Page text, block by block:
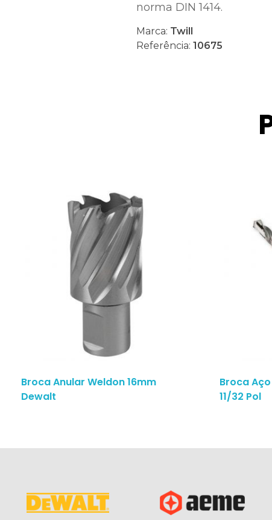
norma DIN 1414.
Marca: Twill
Referência:10675
Broca Anular Weldon 16mm
Dewalt
Broca
11/32 Pol